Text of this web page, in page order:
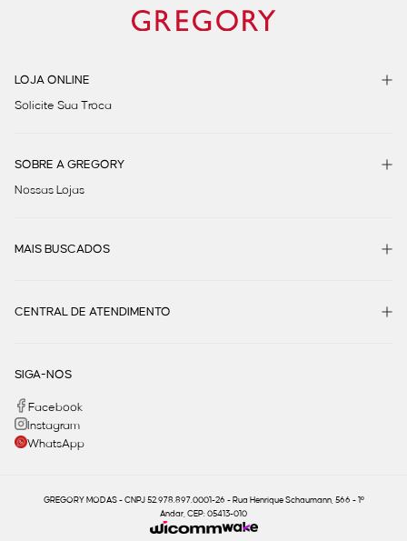
LOJA ONLINE
Solicite Sua Troca
SOBRE A GREGORY
Nossas Lojas
MAIS BUSCADOS
CENTRAL DE ATENDIMENTO
SIGA-NOS
Facebook
Instagram
WhatsApp
GREGORY MODAS - CNPJ 52.978.897.0001-26 - Rua Henrique Schaumann, 566 - 1º
Andar, CEP: 05413-010